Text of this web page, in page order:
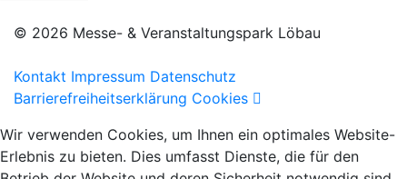
© 2026 Messe- & Veranstaltungspark Löbau
Kontakt Impressum Datenschutz
Barrierefreiheitserklärung Cookies
Wir verwenden Cookies, um Ihnen ein optimales Website-
Erlebnis zu bieten. Dies umfasst Dienste, die für den